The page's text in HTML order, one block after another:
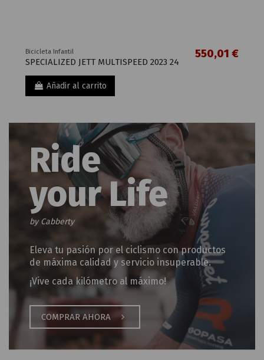
Bicicleta Infantil
SPECIALIZED RIPROCK 20 INT 2024
650,00 €
Añadir al carrito
Ride
your Life
by Cabberty
Eleva tu pasión por el ciclismo con productos
de máxima calidad y servicio insuperable.
¡Vive cada kilómetro al máximo!
COMPRAR AHORA